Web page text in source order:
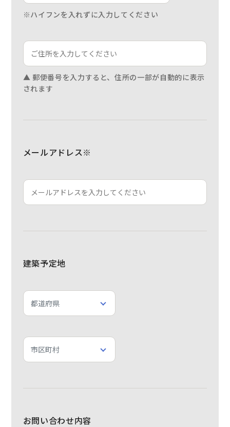
※ハイフンを入れずに入力してください
▲ 郵便番号を入力すると、住所の一部が自動的に表示
されます
メールアドレス※
建築予定地
お問い合わせ内容